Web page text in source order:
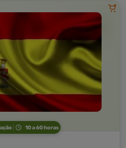
10 a 60 horas